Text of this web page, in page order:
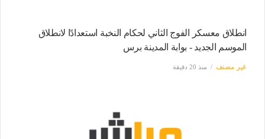
انطلاق معسكر الفوج الثاني لحكام النخبة استعدادًا لانطلاق
الموسم الجديد - بوابة المدينة برس
غير مصنف منذ 20 دقيقة